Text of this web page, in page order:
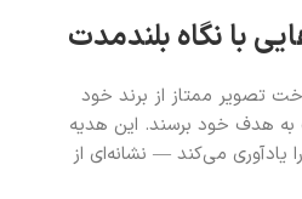
با نگاه بلندمدت
تصویر ممتاز از برند خود
به هدف خود برسند. این هدیه
یادآوری می‌کند — نشانه‌ای از